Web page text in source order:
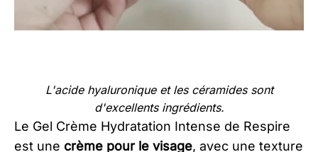
L'acide hyaluronique et les céramides sont
d'excellents ingrédients.
Le Gel Crème Hydratation Intense de Respire
est une crème pour le visage, avec une texture